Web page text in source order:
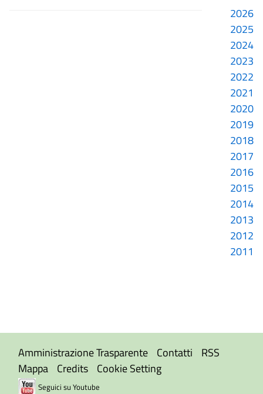
2026
2025
2024
2023
2022
2021
2020
2019
2018
2017
2016
2015
2014
2013
2012
2011
Amministrazione Trasparente Contatti
RSS
Mappa Credits Cookie Setting
Seguici su Youtube